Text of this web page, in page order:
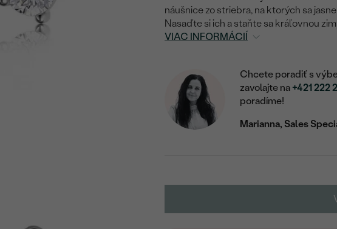
náušnice zo striebra, na ktorých sa
Nasaďte si ich a staňte sa kráľovnou
VIAC INFORMÁCIÍ
Chcete poradiť s
zavolajte na +421 222
poradíme!
Marianna, Sales